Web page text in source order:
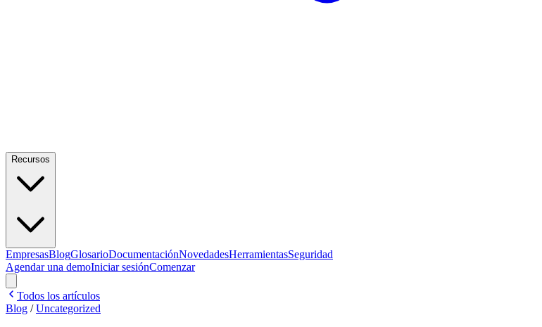
Recursos
EmpresasBlogGlosarioDocumentaciónNovedadesHerramientasSeguridad
Agendar una demoIniciar sesiónComenzar
Todos los artículos
Blog /Uncategorized